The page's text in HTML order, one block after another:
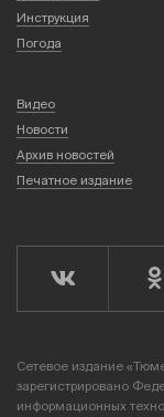
Инструкция
Погода
Видео
Новости
Архив новостей
Печатное издание
Сетевое издание
зарегистрировано
информационных